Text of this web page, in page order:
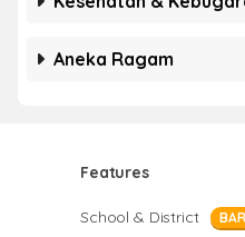
Aneka Ragam
Features
School & District